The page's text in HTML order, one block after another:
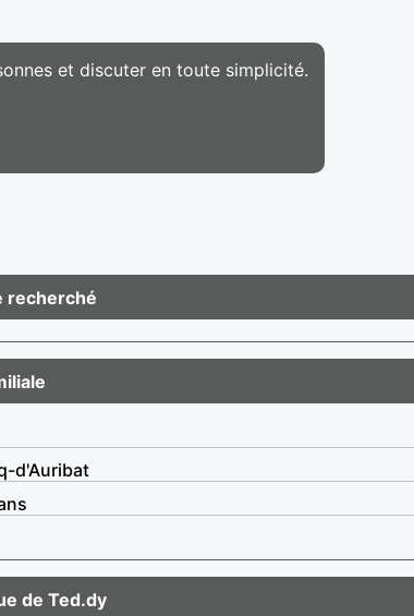
et discuter en toute simplicité.
recherché
d'Auribat
de Ted.dy